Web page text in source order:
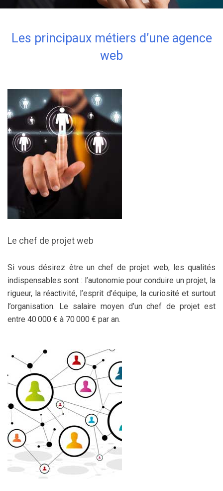
Les principaux métiers d’une agence
web
Le chef de projet web
Si vous désirez être un chef de projet web, les qualités
indispensables sont : l’autonomie pour conduire un projet, la
rigueur, la réactivité, l’esprit d’équipe, la curiosité et surtout
l’organisation. Le salaire moyen d’un chef de projet est
entre 40 000 € à 70 000 € par an.